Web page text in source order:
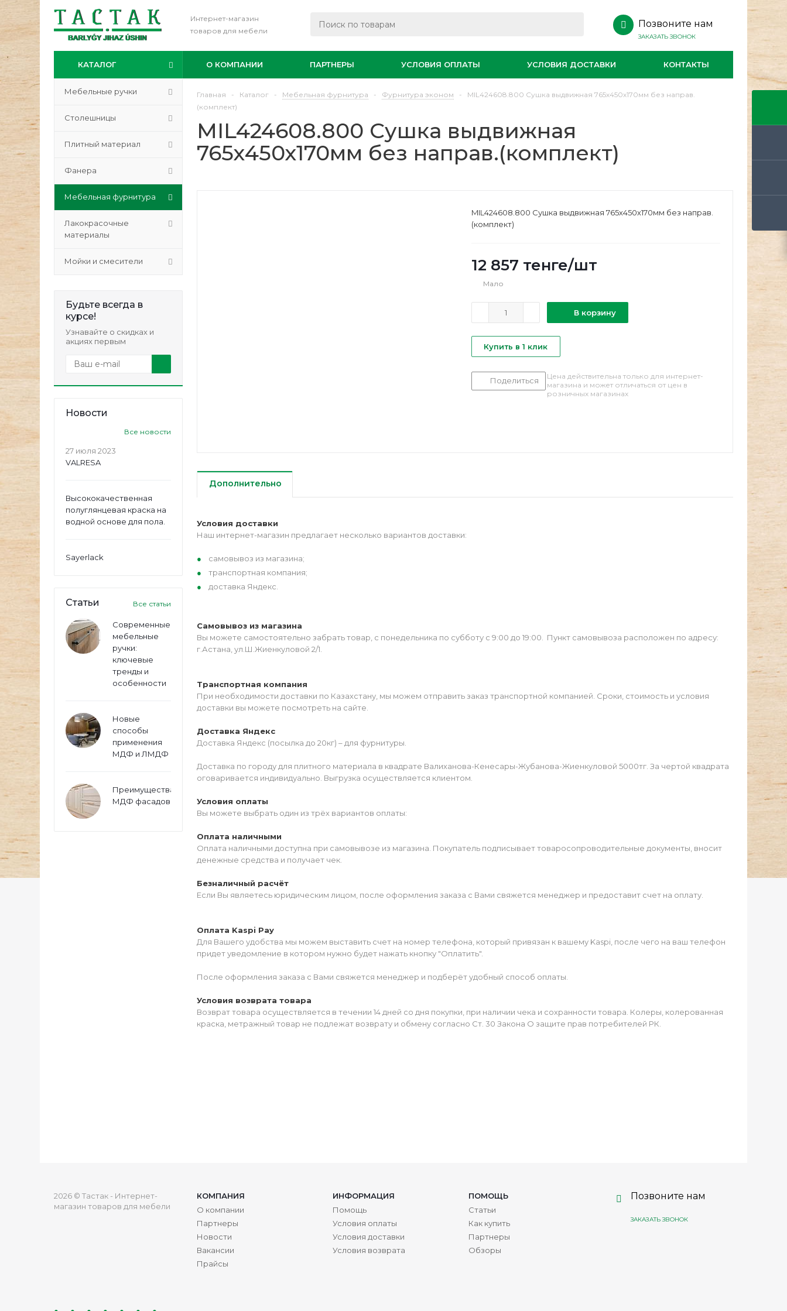
Интернет-магазин
товаров для мебели
Позвоните нам
ЗАКАЗАТЬ ЗВОНОК
КАТАЛОГ О КОМПАНИИ ПАРТНЕРЫ УСЛОВИЯ ОПЛАТЫ УСЛОВИЯ ДОСТАВКИ КОНТАКТЫ
Мебельные ручки
Столешницы
Плитный материал
Фанера
Мебельная фурнитура
Лакокрасочные
материалы
Мойки и смесители
Будьте всегда в
курсе!
Узнавайте о скидках и
акциях первым
Новости
Все новости
27 июля 2023
VALRESA
Высококачественная
полуглянцевая краска на
водной основе для пола.
Sayerlack
Статьи Все статьи
Современные
мебельные
ручки:
ключевые
тренды и
особенности
Новые
способы
применения
МДФ и ЛМДФ
Преимущества
МДФ фасадов
Главная - Каталог - Мебельная фурнитура - Фурнитура эконом -
MIL424608.800 Сушка выдвижная 765х450х170мм без направ.
(комплект)
MIL424608.800 Сушка выдвижная
765х450х170мм без направ.(комплект)
MIL424608.800 Сушка выдвижная 765х450х170мм без направ.
(комплект)
12 857 тенге/шт
Мало
В корзину
Купить в 1 клик
Поделиться
Цена действительна только для интернет-
магазина и может отличаться от цен в
розничных магазинах
Дополнительно
Условия доставки
Наш интернет-магазин предлагает несколько вариантов доставки:
самовывоз из магазина;
транспортная компания;
доставка Яндекс.
Самовывоз из магазина
Вы можете самостоятельно забрать товар, с понедельника по субботу с 9:00 до 19:00. Пункт самовывоза расположен по адресу:
г.Астана, ул.Ш.Жиенкуловой 2/1.
Транспортная компания
При необходимости доставки по Казахстану, мы можем отправить заказ транспортной компанией. Сроки, стоимость и условия
доставки вы можете посмотреть на сайте.
Доставка Яндекс
Доставка Яндекс (посылка до 20кг) – для фурнитуры.
Доставка по городу для плитного материала в квадрате Валиханова-Кенесары-Жубанова-Жиенкуловой 5000тг. За чертой квадрата
оговаривается индивидуально. Выгрузка осуществляется клиентом.
Условия оплаты
Вы можете выбрать один из трёх вариантов оплаты:
Оплата наличными
Оплата наличными доступна при самовывозе из магазина. Покупатель подписывает товаросопроводительные документы, вносит
денежные средства и получает чек.
Безналичный расчёт
Если Вы являетесь юридическим лицом, после оформления заказа с Вами свяжется менеджер и предоставит счет на оплату.
Оплата Kaspi Pay
Для Вашего удобства мы можем выставить счет на номер телефона, который привязан к вашему Kaspi, после чего на ваш телефон
придет уведомление в котором нужно будет нажать кнопку "Оплатить".
После оформления заказа с Вами свяжется менеджер и подберёт удобный способ оплаты.
Условия возврата товара
Возврат товара осуществляется в течении 14 дней со дня покупки, при наличии чека и сохранности товара. Колеры, колерованная
краска, метражный товар не подлежат возврату и обмену согласно Ст. 30 Закона О защите прав потребителей РК.
2026 © Тастак - Интернет-
магазин товаров для мебели
КОМПАНИЯ ИНФОРМАЦИЯ
ПОМОЩЬ
О компании
Партнеры
Новости
Вакансии
Прайсы
Помощь
Условия оплаты
Условия доставки
Условия возврата
Статьи
Как купить
Партнеры
Обзоры
Позвоните нам
ЗАКАЗАТЬ ЗВОНОК